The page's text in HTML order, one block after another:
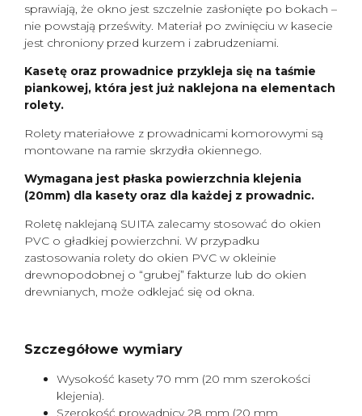
sprawiają, że okno jest szczelnie zasłonięte po bokach –
nie powstają prześwity. Materiał po zwinięciu w kasecie
jest chroniony przed kurzem i zabrudzeniami.
Kasetę oraz prowadnice przykleja się na taśmie
piankowej, która jest już naklejona na elementach
rolety.
Rolety materiałowe z prowadnicami komorowymi są
montowane na ramie skrzydła okiennego.
Wymagana jest płaska powierzchnia klejenia
(20mm) dla kasety oraz dla każdej z prowadnic.
Roletę naklejaną SUITA zalecamy stosować do okien
PVC o gładkiej powierzchni. W przypadku
zastosowania rolety do okien PVC w okleinie
drewnopodobnej o “grubej” fakturze lub do okien
drewnianych, może odklejać się od okna.
Szczegółowe wymiary
Wysokość kasety 70 mm (20 mm szerokości
klejenia).
Szerokość prowadnicy 28 mm (20 mm